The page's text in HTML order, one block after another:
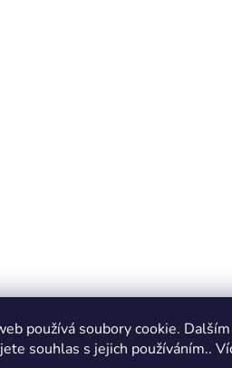
používá soubory cookie.
souhlas s jejich používáním..